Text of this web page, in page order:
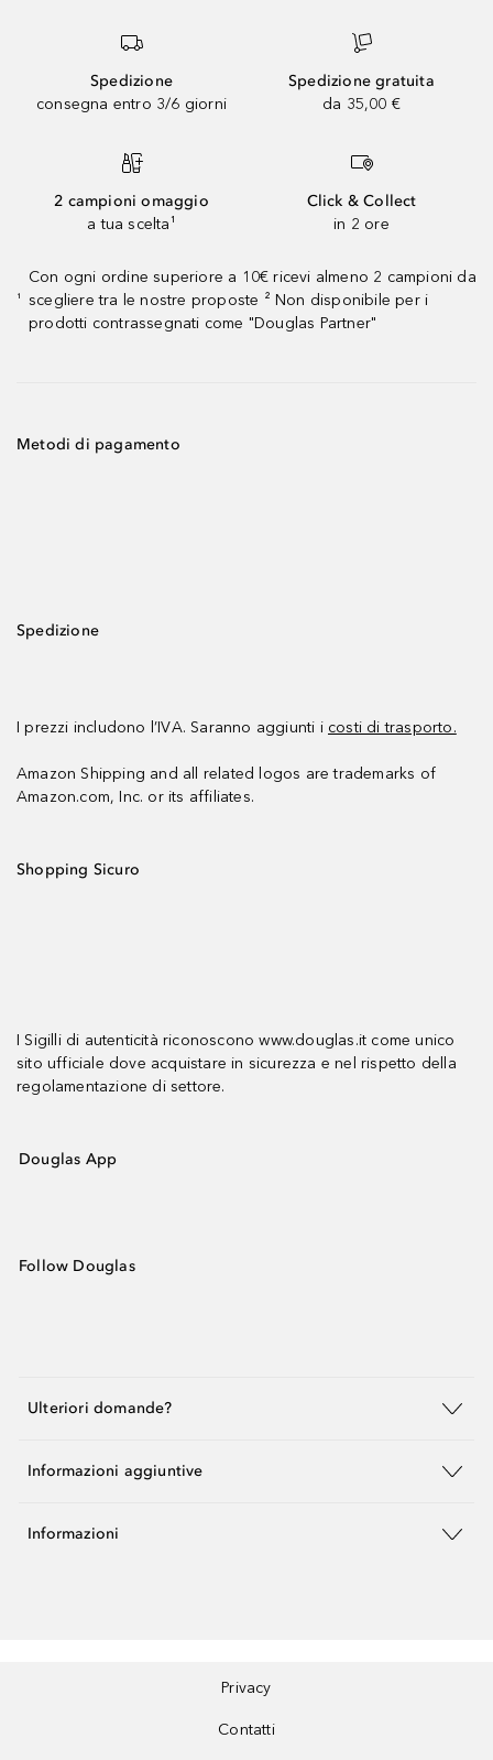
Spedizione
consegna entro 3/6 giorni
Spedizione gratuita
da 35,00 €
2 campioni omaggio
a tua scelta¹
Click & Collect
in 2 ore
¹
Con ogni ordine superiore a 10€ ricevi almeno 2 campioni da
scegliere tra le nostre proposte ² Non disponibile per i
prodotti contrassegnati come "Douglas Partner"
Metodi di pagamento
Spedizione
I prezzi includono l’IVA. Saranno aggiunti i costi di trasporto.
Amazon Shipping and all related logos are trademarks of
Amazon.com, Inc. or its affiliates.
Shopping Sicuro
I Sigilli di autenticità riconoscono www.douglas.it come unico
sito ufficiale dove acquistare in sicurezza e nel rispetto della
regolamentazione di settore.
Douglas App
Follow Douglas
Ulteriori domande?
Informazioni aggiuntive
Informazioni
Privacy
Contatti